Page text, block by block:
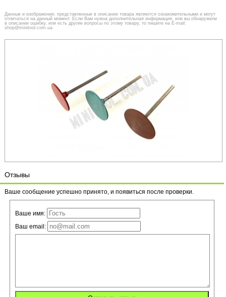
Данные и изображения, представленные в описании товара являются ознакомительными и могут
отличаться на данный момент. Если Вам нужна дополнительная информация, или вы обнаружили
в описании ошибку, или есть другие вопросы по этому товару, то пишите на E-mail:
shop@minitool.com.ua
Отзывы
Ваше сообщение успешно принято, и появиться после проверки.
Ваше имя:
Ваш email: